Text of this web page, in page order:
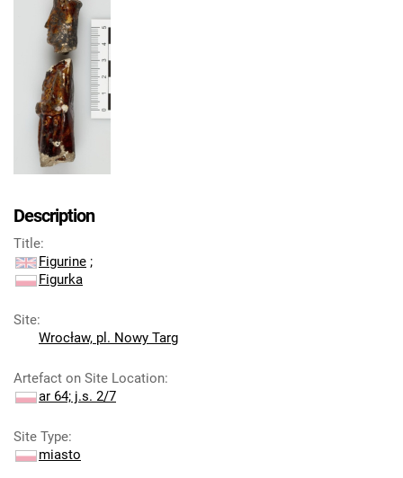
Description
Title:
Figurine ;
Figurka
Site:
Wrocław, pl. Nowy Targ
Artefact on Site Location:
ar 64; j.s. 2/7
Site Type:
miasto